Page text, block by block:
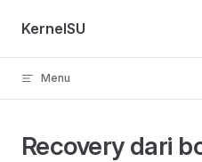
Skip to content
KernelSU
Menu
Recovery dari